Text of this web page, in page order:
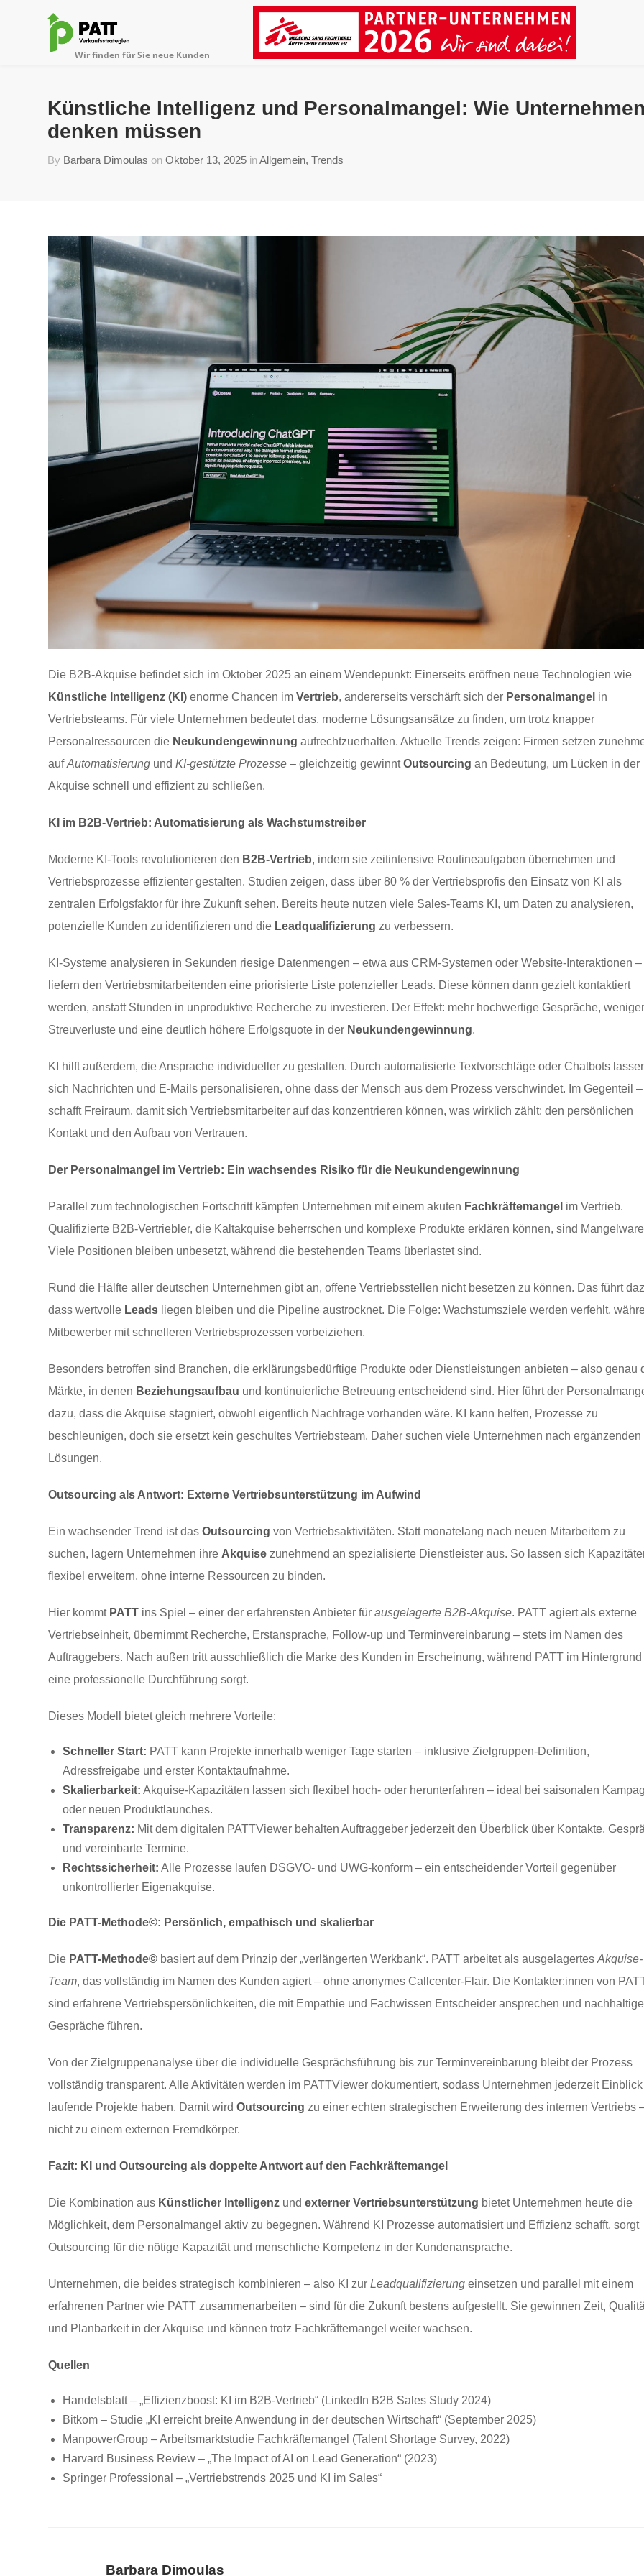
Künstliche Intelligenz und Personalmangel: Wie
denken müssen
By Barbara Dimoulas on Oktober 13, 2025 inAllgemein,Trends
Die B2B-Akquise befindet sich im Oktober 2025 an einem Wendepunkt: Einerseits eröffnen neue Technologien wie
Künstliche Intelligenz (KI) enorme Chancen im Vertrieb, andererseits verschärft sich der Personalmangel in
Vertriebsteams. Für viele Unternehmen bedeutet das, moderne Lösungsansätze zu finden, um trotz knapper
Personalressourcen die Neukundengewinnung aufrechtzuerhalten. Aktuelle Trends zeigen: Firmen setzen
aufAutomatisierung und KI-gestützte Prozesse – gleichzeitig gewinntOutsourcing an Bedeutung, um Lücken in der
Akquise schnell und effizient zu schließen.
KI im B2B-Vertrieb: Automatisierung als Wachstumstreiber
Moderne KI-Tools revolutionieren den B2B-Vertrieb, indem sie zeitintensive Routineaufgaben übernehmen und
Vertriebsprozesse effizienter gestalten. Studien zeigen, dass über 80 % der Vertriebsprofis den Einsatz von KI als
zentralen Erfolgsfaktor für ihre Zukunft sehen. Bereits heute nutzen viele Sales-Teams KI, um Daten zu analysieren,
potenzielle Kunden zu identifizieren und die Leadqualifizierung zu verbessern.
KI-Systeme analysieren in Sekunden riesige Datenmengen – etwa aus CRM-Systemen oder Website-Interaktionen –
liefern den Vertriebsmitarbeitenden eine priorisierte Liste potenzieller Leads. Diese können dann gezielt kontaktiert
werden, anstatt Stunden in unproduktive Recherche zu investieren. Der Effekt: mehr hochwertige Gespräche, weniger
Streuverluste und eine deutlich höhere Erfolgsquote in der Neukundengewinnung.
KI hilft außerdem, die Ansprache individueller zu gestalten. Durch automatisierte Textvorschläge oder Chatbots
sich Nachrichten und E-Mails personalisieren, ohne dass der Mensch aus dem Prozess verschwindet. Im Gegenteil –
schafft Freiraum, damit sich Vertriebsmitarbeiter auf das konzentrieren können, was wirklich zählt: den persönlichen
Kontakt und den Aufbau von Vertrauen.
Der Personalmangel im Vertrieb: Ein wachsendes Risiko für die Neukundengewinnung
Parallel zum technologischen Fortschritt kämpfen Unternehmen mit einem akuten Fachkräftemangel im Vertrieb.
Qualifizierte B2B-Vertriebler, die Kaltakquise beherrschen und komplexe Produkte erklären können, sind
Viele Positionen bleiben unbesetzt, während die bestehenden Teams überlastet sind.
Rund die Hälfte aller deutschen Unternehmen gibt an, offene Vertriebsstellen nicht besetzen zu können. Das führt
dass wertvolle Leads liegen bleiben und die Pipeline austrocknet. Die Folge: Wachstumsziele werden verfehlt,
Mitbewerber mit schnelleren Vertriebsprozessen vorbeiziehen.
Besonders betroffen sind Branchen, die erklärungsbedürftige Produkte oder Dienstleistungen anbieten – also genau
Märkte, in denen Beziehungsaufbau und kontinuierliche Betreuung entscheidend sind. Hier führt der
dazu, dass die Akquise stagniert, obwohl eigentlich Nachfrage vorhanden wäre. KI kann helfen, Prozesse zu
beschleunigen, doch sie ersetzt kein geschultes Vertriebsteam. Daher suchen viele Unternehmen nach ergänzenden
Lösungen.
Outsourcing als Antwort: Externe Vertriebsunterstützung im Aufwind
Ein wachsender Trend ist das Outsourcing von Vertriebsaktivitäten. Statt monatelang nach neuen Mitarbeitern zu
suchen, lagern Unternehmen ihre Akquise zunehmend an spezialisierte Dienstleister aus. So lassen sich
flexibel erweitern, ohne interne Ressourcen zu binden.
Hier kommt PATT ins Spiel – einer der erfahrensten Anbieter für ausgelagerte B2B-Akquise. PATT agiert als externe
Vertriebseinheit, übernimmt Recherche, Erstansprache, Follow-up und Terminvereinbarung – stets im Namen des
Auftraggebers. Nach außen tritt ausschließlich die Marke des Kunden in Erscheinung, während PATT im Hintergrund
eine professionelle Durchführung sorgt.
Dieses Modell bietet gleich mehrere Vorteile:
Schneller Start: PATT kann Projekte innerhalb weniger Tage starten – inklusive Zielgruppen-Definition,
Adressfreigabe und erster Kontaktaufnahme.
Skalierbarkeit: Akquise-Kapazitäten lassen sich flexibel hoch- oder herunterfahren – ideal bei saisonalen
oder neuen Produktlaunches.
Transparenz: Mit dem digitalen PATTViewer behalten Auftraggeber jederzeit den Überblick über Kontakte,
und vereinbarte Termine.
Rechtssicherheit: Alle Prozesse laufen DSGVO- und UWG-konform – ein entscheidender Vorteil gegenüber
unkontrollierter Eigenakquise.
Die PATT-Methode©: Persönlich, empathisch und skalierbar
Die PATT-Methode© basiert auf dem Prinzip der „verlängerten Werkbank“. PATT arbeitet als ausgelagertes Akquise-
Team, das vollständig im Namen des Kunden agiert – ohne anonymes Callcenter-Flair. Die Kontakter:innen von
sind erfahrene Vertriebspersönlichkeiten, die mit Empathie und Fachwissen Entscheider ansprechen und nachhaltige
Gespräche führen.
Von der Zielgruppenanalyse über die individuelle Gesprächsführung bis zur Terminvereinbarung bleibt der Prozess
vollständig transparent. Alle Aktivitäten werden im PATTViewer dokumentiert, sodass Unternehmen jederzeit Einblick
laufende Projekte haben. Damit wird Outsourcing zu einer echten strategischen Erweiterung des internen Vertriebs
nicht zu einem externen Fremdkörper.
Fazit: KI und Outsourcing als doppelte Antwort auf den Fachkräftemangel
Die Kombination aus Künstlicher Intelligenz und externer Vertriebsunterstützung bietet Unternehmen heute die
Möglichkeit, dem Personalmangel aktiv zu begegnen. Während KI Prozesse automatisiert und Effizienz schafft, sorgt
Outsourcing für die nötige Kapazität und menschliche Kompetenz in der Kundenansprache.
Unternehmen, die beides strategisch kombinieren – also KI zur Leadqualifizierung einsetzen und parallel mit einem
erfahrenen Partner wie PATT zusammenarbeiten – sind für die Zukunft bestens aufgestellt. Sie gewinnen Zeit,
und Planbarkeit in der Akquise und können trotz Fachkräftemangel weiter wachsen.
Quellen
Handelsblatt – „Effizienzboost: KI im B2B-Vertrieb“ (LinkedIn B2B Sales Study 2024)
Bitkom – Studie „KI erreicht breite Anwendung in der deutschen Wirtschaft“ (September 2025)
ManpowerGroup – Arbeitsmarktstudie Fachkräftemangel (Talent Shortage Survey, 2022)
Harvard Business Review – „The Impact of AI on Lead Generation“ (2023)
Springer Professional – „Vertriebstrends 2025 und KI im Sales“
Barbara Dimoulas